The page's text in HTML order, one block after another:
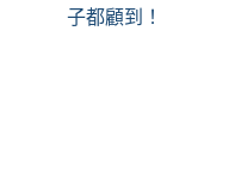
子都顧到！